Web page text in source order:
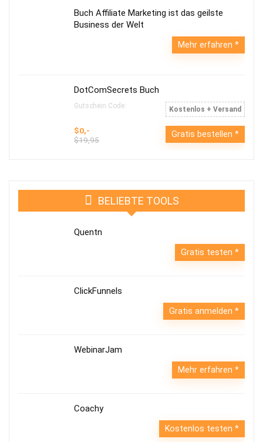
Buch Affiliate Marketing ist das geilste
Business der Welt
Mehr erfahren
DotComSecrets Buch
Gutschein Code: Kostenlos + Versand
$0,-
$19,95
Gratis bestellen
BELIEBTE TOOLS
Quentn
Gratis testen
ClickFunnels
Gratis anmelden
WebinarJam
Mehr erfahren
Coachy
Kostenlos testen